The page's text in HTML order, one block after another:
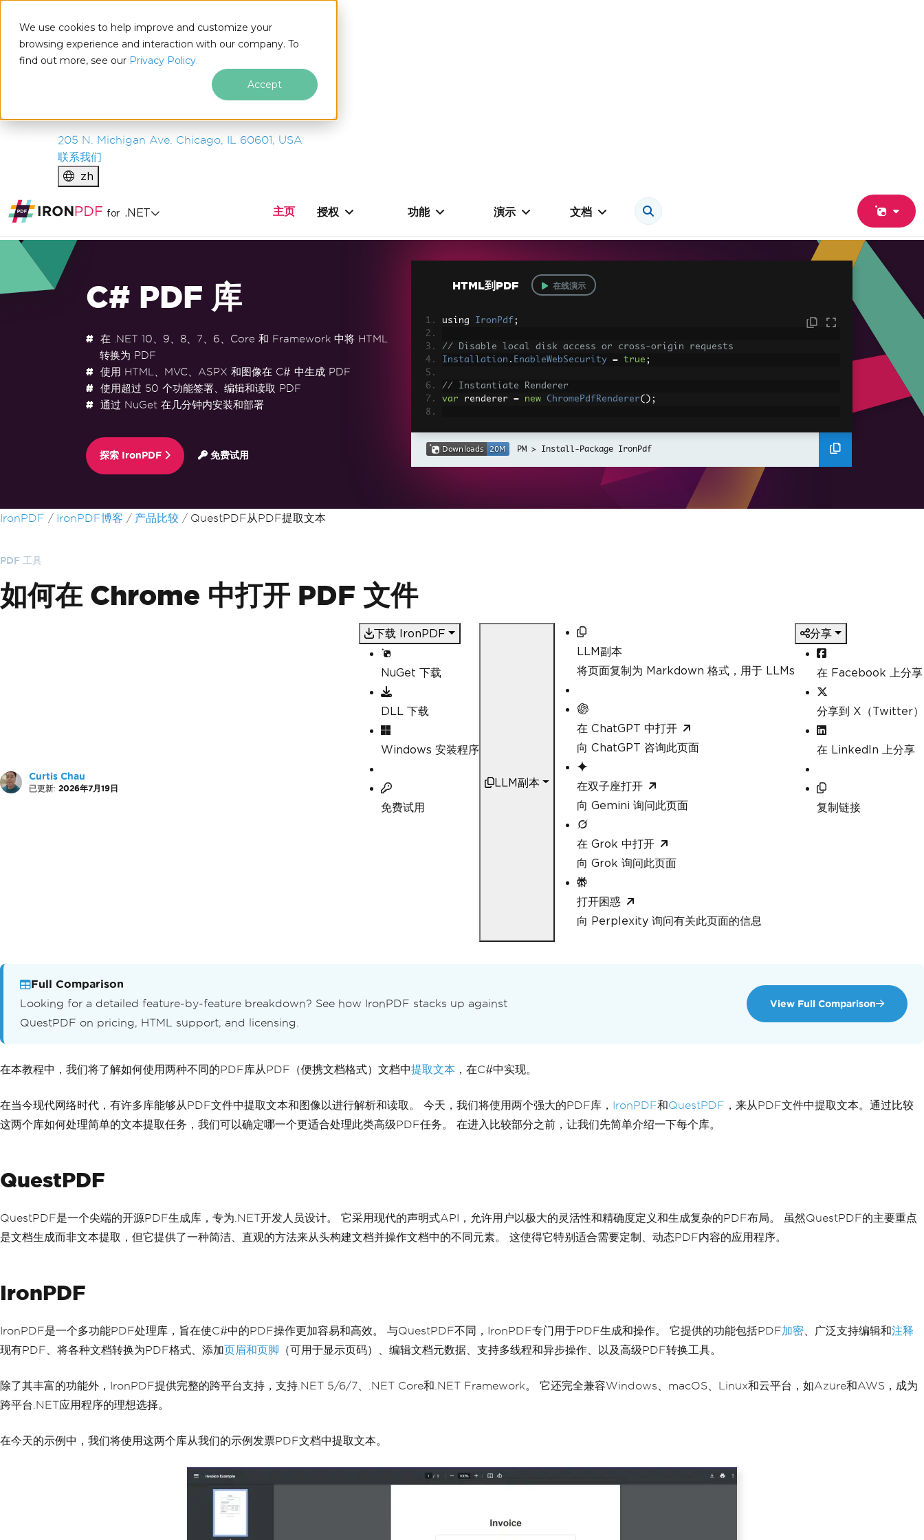
We use cookies to help improve and customize your
browsing experience and interaction with our company. To
find out more, see our Privacy Policy.
Accept
IRONSOFTWARE
产品
企业
205 N. Michigan Ave. Chicago, IL 60601, USA
联系我们
zh
for .NET 主页 授权 功能 演示 文档
C# PDF 库
在 .NET 10、9、8、7、6、Core 和 Framework 中将 HTML
转换为 PDF
使用 HTML、MVC、ASPX 和图像在 C# 中生成 PDF
使用超过 50 个功能签署、编辑和读取 PDF
通过 NuGet 在几分钟内安装和部署
探索 IronPDF 免费试用
HTML到PDF 在线演示
using IronPdf ;
// Disable local disk access or cross-origin requests
Installation . EnableWebSecurity = true ;
// Instantiate Renderer
var renderer = new ChromePdfRenderer();
Install-Package IronPdf
跳至页脚内容
IronPDF IronPDF博客 产品比较 QuestPDF从PDF提取文本
PDF 工具
如何在 Chrome 中打开 PDF 文件
Curtis Chau
已更新: 2026年7月19日
下载 IronPDF
NuGet 下载
DLL 下载
Windows 安装程序
免费试用
LLM副本
LLM副本
将页面复制为 Markdown 格式，用于 LLMs
在 ChatGPT 中打开
向 ChatGPT 咨询此页面
在双子座打开
向 Gemini 询问此页面
在 Grok 中打开
向 Grok 询问此页面
打开困惑
向 Perplexity 询问有关此页面的信息
分享
在 Facebook 上分享
分享到 X（Twitter）
在 LinkedIn 上分享
复制链接
Full Comparison
Looking for a detailed feature-by-feature breakdown? See how IronPDF stacks up against
QuestPDF on pricing, HTML support, and licensing.
View Full Comparison
在本教程中，我们将了解如何使用两种不同的PDF库从PDF（便携文档格式）文档中提取文本 ，在C#中实现。
在当今现代网络时代，有许多库能够从PDF文件中提取文本和图像以进行解析和读取。 今天，我们将使用两个强大的PDF库， IronPDF和QuestPDF ，来从PDF文件中提取文本。通过比较
这两个库如何处理简单的文本提取任务，我们可以确定哪一个更适合处理此类高级PDF任务。 在进入比较部分之前，让我们先简单介绍一下每个库。
QuestPDF
QuestPDF是一个尖端的开源PDF生成库，专为.NET开发人员设计。 它采用现代的声明式API，允许用户以极大的灵活性和精确度定义和生成复杂的PDF布局。 虽然QuestPDF的主要重点
是文档生成而非文本提取，但它提供了一种简洁、直观的方法来从头构建文档并操作文档中的不同元素。 这使得它特别适合需要定制、动态PDF内容的应用程序。
IronPDF
IronPDF是一个多功能PDF处理库，旨在使C#中的PDF操作更加容易和高效。 与QuestPDF不同，IronPDF专门用于PDF生成和操作。 它提供的功能包括PDF加密 、广泛支持编辑和注释
现有PDF、将各种文档转换为PDF格式、添加页眉和页脚 （可用于显示页码）、编辑文档元数据、支持多线程和异步操作、以及高级PDF转换工具。
除了其丰富的功能外，IronPDF提供完整的跨平台支持，支持.NET 5/6/7、.NET Core和.NET Framework。 它还完全兼容Windows、macOS、Linux和云平台，如Azure和AWS，成为
跨平台.NET应用程序的理想选择。
在今天的示例中，我们将使用这两个库从我们的示例发票PDF文档中提取文本。